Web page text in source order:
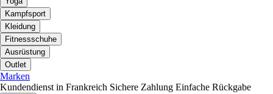
Kampfsport
Kleidung
Fitnessschuhe
Ausrüstung
Outlet
Marken
Kundendienst in Frankreich Sichere Zahlung Einfache Rückgabe